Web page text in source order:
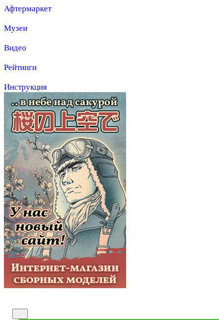
Афтермаркет
Музеи
Видео
Рейтинги
Инструкция